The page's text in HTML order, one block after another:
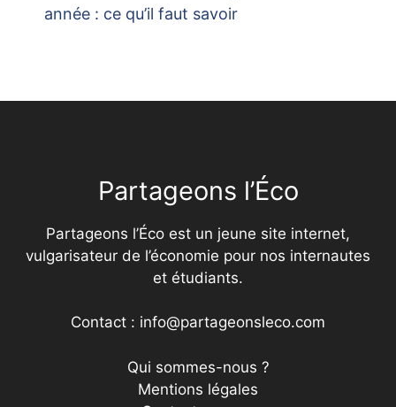
année : ce qu’il faut savoir
Partageons l’Éco
Partageons l’Éco est un jeune site internet,
vulgarisateur de l’économie pour nos internautes
et étudiants.
Contact : info@partageonsleco.com
Qui sommes-nous ?
Mentions légales